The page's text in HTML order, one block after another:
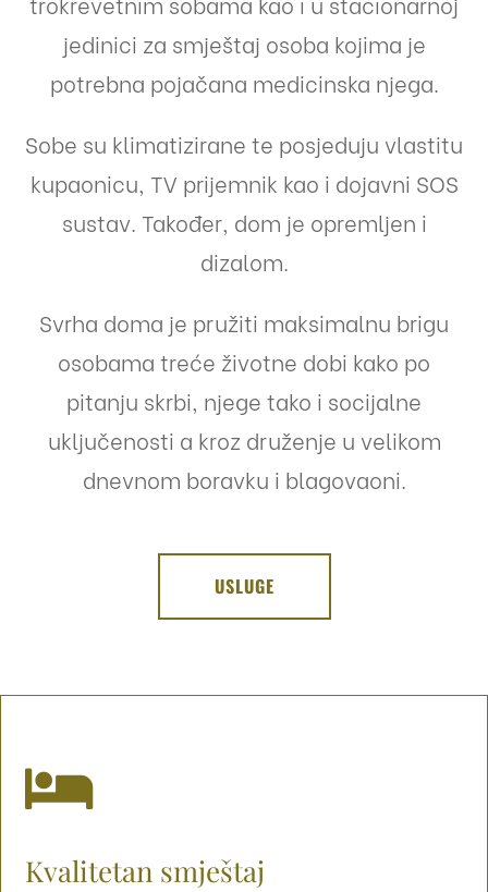
jedinici za smještaj osoba kojima je
potrebna pojačana medicinska njega.
Sobe su klimatizirane te posjeduju vlastitu
kupaonicu, TV prijemnik kao i dojavni SOS
sustav. Također, dom je opremljen i
dizalom.
Svrha doma je pružiti maksimalnu brigu
osobama treće životne dobi kako po
pitanju skrbi, njege tako i socijalne
uključenosti a kroz druženje u velikom
dnevnom boravku i blagovaoni.
USLUGE

Kvalitetan smještaj